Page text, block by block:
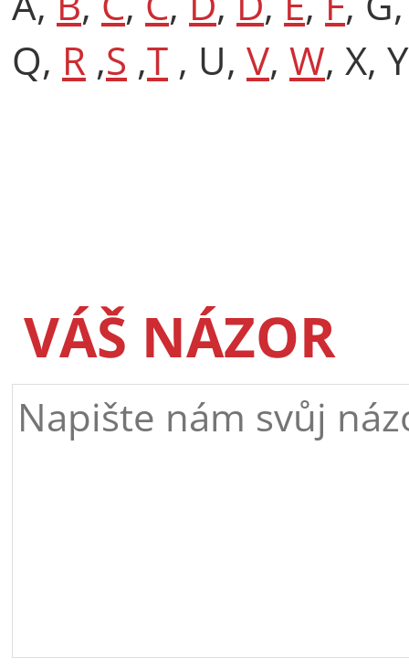
Q, R ,S ,T , U, V, W, X,
VÁŠ NÁZOR